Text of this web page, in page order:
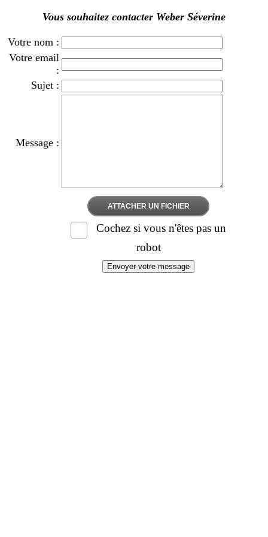
Vous souhaitez contacter Weber Séverine
Votre nom :
Votre email
:
Sujet :
Message :
ATTACHER UN FICHIER
Cochez si vous n'êtes pas un
robot